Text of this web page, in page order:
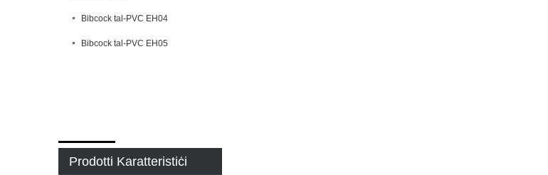
Bibcock tal-PVC EH04
Bibcock tal-PVC EH05
Prodotti Karatteristiċi